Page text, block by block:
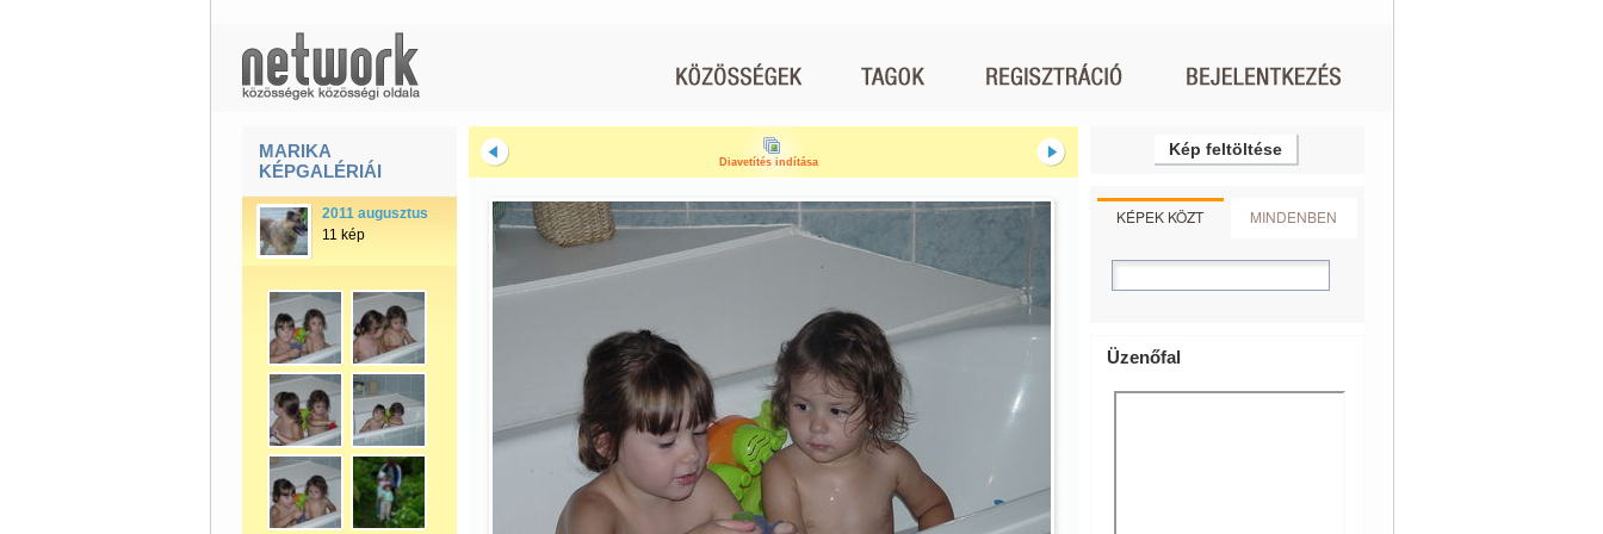
MARIKA
KÉPGALÉRIÁI
2011 augusztus
11 kép
Diavetítés indítása
Kép feltöltése
KÉPEK KÖZT MINDENBEN
Üzenőfal